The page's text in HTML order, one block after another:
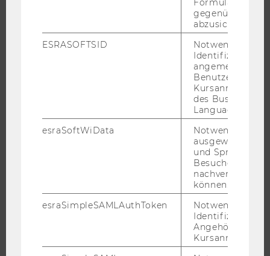
BEWERBUNG UND ZULASSUNG
INFORMATIONEN FÜR STUDIERENDE
INTERNATIONALE UND INCOMING EXCHANGE STUDIERENDE
ANGEBOTE FÜR SCHULEN UND STUDIENINTERESSIERTE
FORSCHENDE
FORSCHUNGSINFRASTRUKTUR
gegenüber
abzusichern.
ESRASOFTSID
Notwendig zur
Identifizierung
angemeldeten
Benutzers im
des Business
Language
esraSoftWiData
Notwendig um
ausgewählte
und
Besuchers
nachverfolgen
können.
esraSimpleSAMLAuthToken
Notwendig zur
Identifizierung
Angehörige/r für
Kursanmeldung.